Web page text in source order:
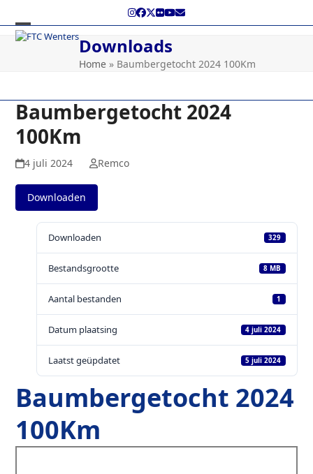
content
Instagram
Facebook
Twitter
Flickr
YouTube
E-
mail
Open
Close
Downloads
Home » Baumbergetocht 2024 100Km
Baumbergetocht 2024
100Km
4 juli 2024 Remco
Downloaden
Downloaden 329
Bestandsgrootte 8 MB
Aantal bestanden 1
Datum plaatsing 4 juli 2024
Laatst geüpdatet 5 juli 2024
Baumbergetocht 2024
100Km